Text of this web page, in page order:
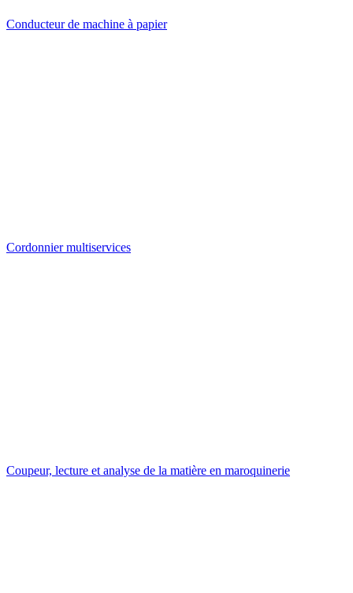
Conducteur de machine à papier
Cordonnier multiservices
Coupeur, lecture et analyse de la matière en maroquinerie